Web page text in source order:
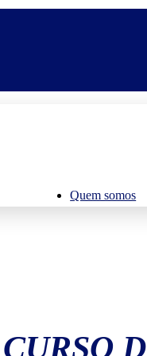
Quem somos
CURSO